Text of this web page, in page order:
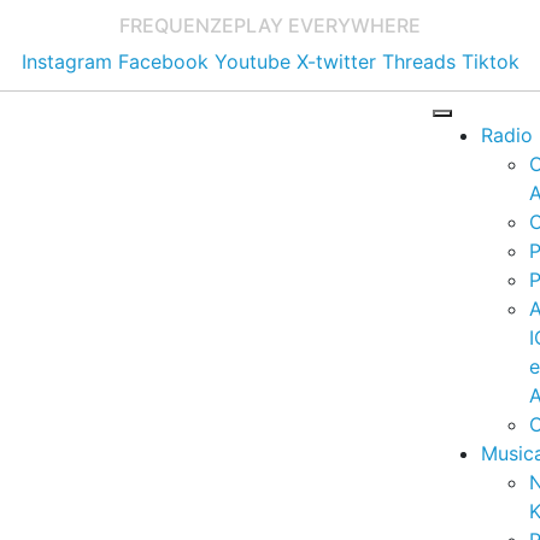
FREQUENZEPLAY EVERYWHERE
Instagram Facebook Youtube X-twitter Threads Tiktok
Radio
e